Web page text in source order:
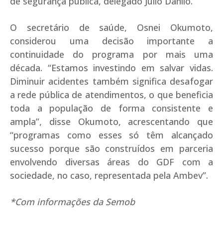
O secretário de saúde, Osnei Okumoto,
considerou uma decisão importante a
continuidade do programa por mais uma
década. “Estamos investindo em salvar vidas.
Diminuir acidentes também significa desafogar
a rede pública de atendimentos, o que beneficia
toda a população de forma consistente e
ampla”, disse Okumoto, acrescentando que
“programas como esses só têm alcançado
sucesso porque são construídos em parceria
envolvendo diversas áreas do GDF com a
sociedade, no caso, representada pela Ambev”.
*Com informações da Semob